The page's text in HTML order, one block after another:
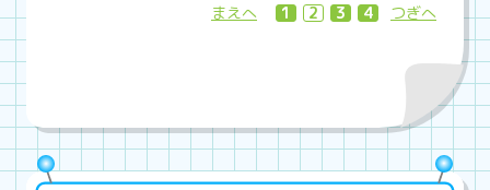
まえへ 1 2 3 4 つぎへ